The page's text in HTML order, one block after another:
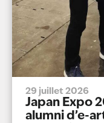
29 juillet 2026
Japan Expo
alumni d’e-